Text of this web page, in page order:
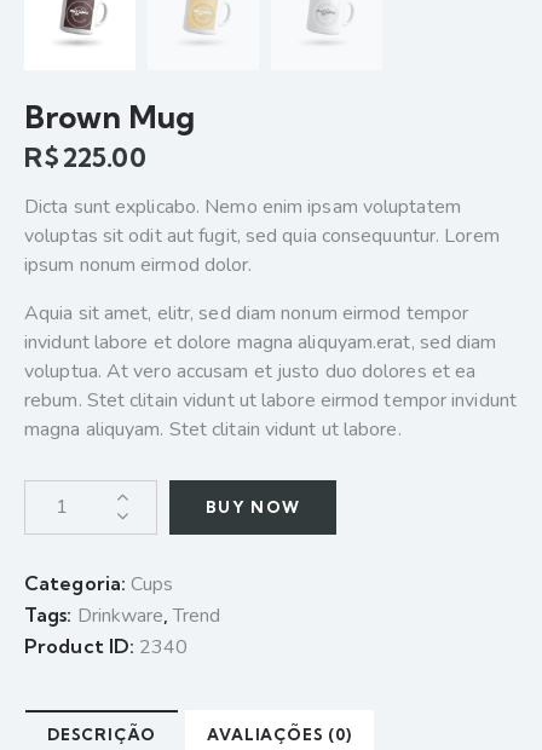
Brown Mug
R$225.00
Dicta sunt explicabo. Nemo enim ipsam voluptatem
voluptas sit odit aut fugit, sed quia consequuntur. Lorem
ipsum nonum eirmod dolor.
Aquia sit amet, elitr, sed diam nonum eirmod tempor
invidunt labore et dolore magna aliquyam.erat, sed diam
voluptua. At vero accusam et justo duo dolores et ea
rebum. Stet clitain vidunt ut labore eirmod tempor invidunt
magna aliquyam. Stet clitain vidunt ut labore.
BUY NOW
Categoria:Cups
Tags: Drinkware ,Trend
Product ID: 2340
DESCRIÇÃO AVALIAÇÕES (0)